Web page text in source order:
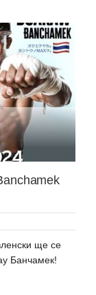
ще се
Банчамек!